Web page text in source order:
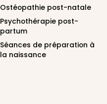
Ostéopathie post-natale
Psychothérapie post-
partum
Séances de préparation à
la naissance